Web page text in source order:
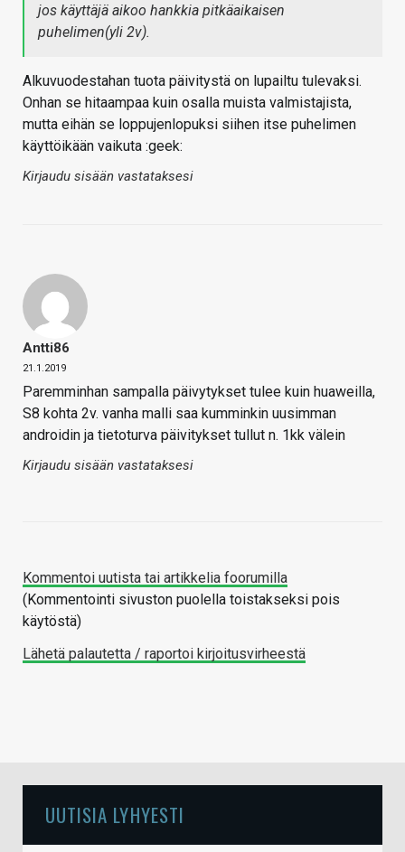
jos käyttäjä aikoo hankkia pitkäaikaisen
puhelimen(yli 2v).
Alkuvuodestahan tuota päivitystä on lupailtu tulevaksi.
Onhan se hitaampaa kuin osalla muista valmistajista,
mutta eihän se loppujenlopuksi siihen itse puhelimen
käyttöikään vaikuta :geek:
Kirjaudu sisään vastataksesi
Antti86
21.1.2019
Paremminhan sampalla päivytykset tulee kuin huaweilla,
S8 kohta 2v. vanha malli saa kumminkin uusimman
androidin ja tietoturva päivitykset tullut n. 1kk välein
Kirjaudu sisään vastataksesi
Kommentoi uutista tai artikkelia foorumilla
(Kommentointi sivuston puolella toistakseksi pois
käytöstä)
Lähetä palautetta / raportoi kirjoitusvirheestä
UUTISIA LYHYESTI